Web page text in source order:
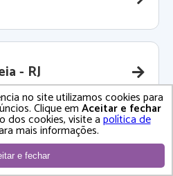
- RJ
no site utilizamos cookies para
Clique emAceitar e fechar
dos cookies, visite apolítica de
mais informações.
e fechar